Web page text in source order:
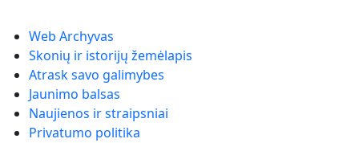
Web Archyvas
Skonių ir istorijų žemėlapis
Atrask savo galimybes
Jaunimo balsas
Naujienos ir straipsniai
Privatumo politika